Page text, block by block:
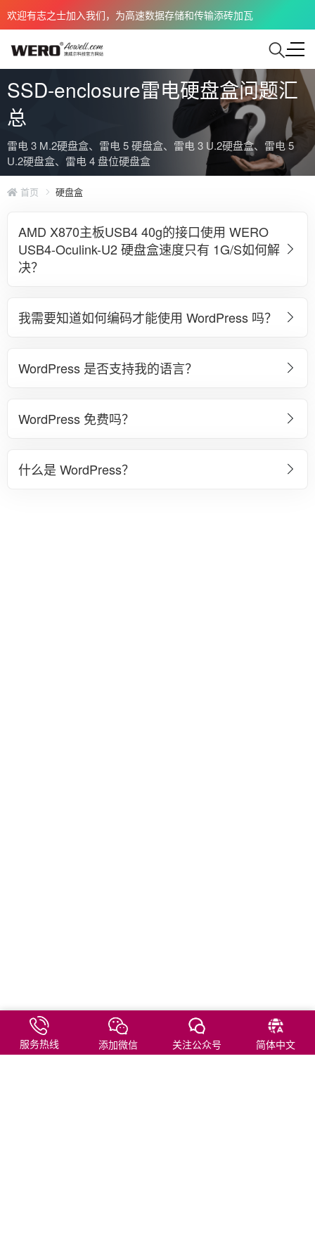
欢迎有志之士加入我们，为高速数据存储和传输添砖加瓦
SSD-enclosure雷电硬盘盒问题汇
总
雷电 3 M.2硬盘盒、雷电 5 硬盘盒、雷电 3 U.2硬盘盒、雷电 5
U.2硬盘盒、雷电 4 盘位硬盘盒
首页 硬盘盒
AMD X870主板USB4 40g的接口使用 WERO
USB4-Oculink-U2 硬盘盒速度只有 1G/s如何解
决？
我需要知道如何编码才能使用 WordPress 吗？
WordPress 是否支持我的语言？
WordPress 免费吗？
什么是 WordPress？
服务热线 添加微信 关注公众号 简体中文